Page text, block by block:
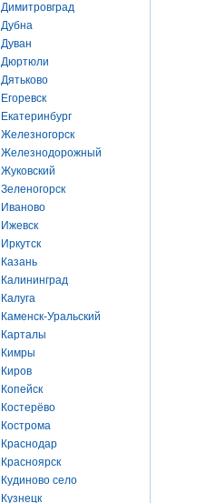
Димитровград
Дубна
Дуван
Дюртюли
Дятьково
Егоревск
Екатеринбург
Железногорск
Железнодорожный
Жуковский
Зеленогорск
Иваново
Ижевск
Иркутск
Казань
Калининград
Калуга
Каменск-Уральский
Карталы
Кимры
Киров
Копейск
Костерёво
Кострома
Краснодар
Красноярск
Кудиново село
Кузнецк